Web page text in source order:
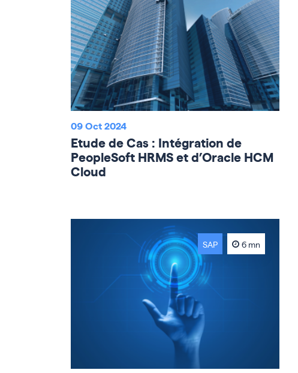
09 Oct 2024
Etude de Cas : Intégration de
PeopleSoft HRMS et d’Oracle HCM
Cloud
SAP 6 mn